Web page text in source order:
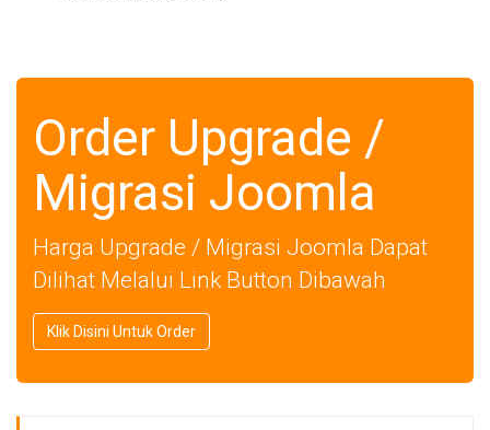
Order Upgrade /
Migrasi Joomla
Harga Upgrade / Migrasi Joomla Dapat
Dilihat Melalui Link Button Dibawah
Klik Disini Untuk Order